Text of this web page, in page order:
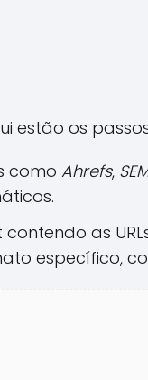
estão os
como Ahrefs,
as
específico,